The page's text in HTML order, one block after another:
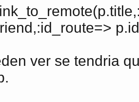
ver se tendria